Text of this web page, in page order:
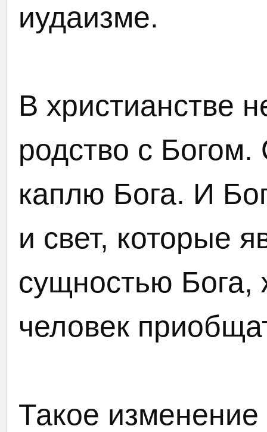
иудаизме.
В христианстве
родство с
каплю Бога. И
и свет, которые
сущностью Бога,
человек
Такое